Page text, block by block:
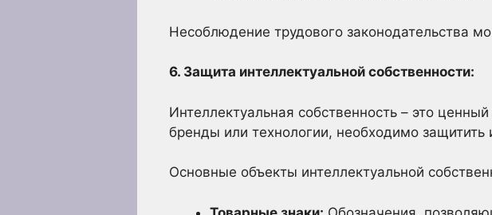
Несоблюдение трудового законодательства
6. Защита интеллектуальной собственности:
Интеллектуальная собственность – это
бренды или технологии, необходимо защитить
Основные объекты интеллектуальной